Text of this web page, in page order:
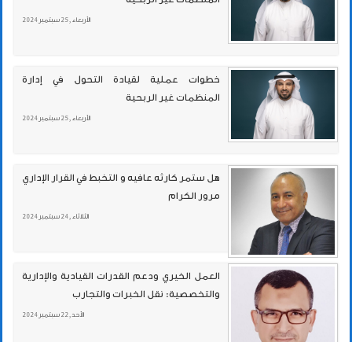
الأربعاء , 25 سبتمبر 2024
خطوات عملية لقيادة التحول في إدارة
المنظمات غير الربحية
الأربعاء , 25 سبتمبر 2024
هل ستمر كارثه عافيه و التخبط في القرار الإداري
مرور الكرام
الثلاثاء , 24 سبتمبر 2024
العمل الخيري ودعم القدرات القيادية والإدارية
والتخصصية: نقل الخبرات والتجارب
الأحد , 22 سبتمبر 2024